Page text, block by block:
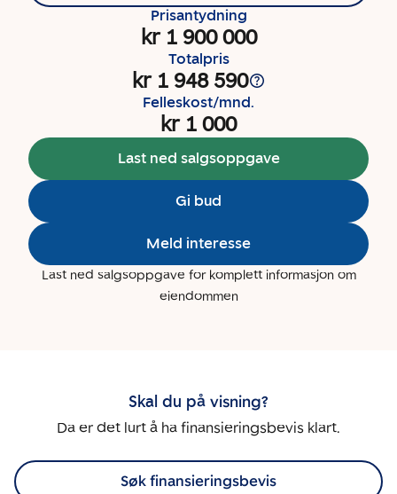
Prisantydning
kr 1 900 000
Totalpris
kr 1 948 590
Felleskost/mnd.
kr 1 000
Last ned salgsoppgave
Gi bud
Meld interesse
Last ned salgsoppgave for komplett informasjon om
eiendommen
Skal du på visning?
Da er det lurt å ha finansieringsbevis klart.
Søk finansieringsbevis